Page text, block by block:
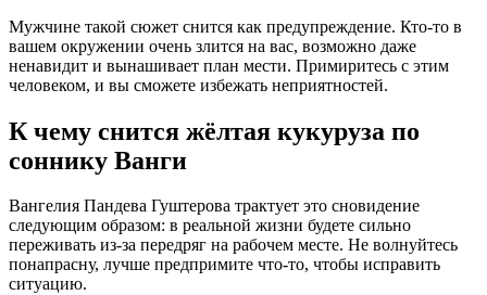
Мужчине такой сюжет снится как предупреждение. Кто-то в
вашем окружении очень злится на вас, возможно даже
ненавидит и вынашивает план мести. Примиритесь с этим
человеком, и вы сможете избежать неприятностей.
К чему снится жёлтая кукуруза по
соннику Ванги
Вангелия Пaндева Гуштерова трактует это сновидение
следующим образом: в реальной жизни будете сильно
переживать из-за передряг на рабочем месте. Не волнуйтесь
понапрасну, лучше предпримите что-то, чтобы исправить
ситуацию.